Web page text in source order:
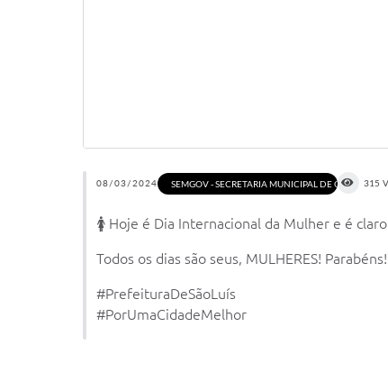
08/03/2024 SEMGOV - SECRETARIA MUNICIPAL DE GOVERNO
315
🚺 Hoje é Dia Internacional da Mulher e é
Todos os dias são seus, MULHERES!
#PrefeituraDeSãoLuís
#PorUmaCidadeMelhor